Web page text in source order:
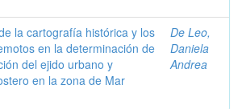
la cartografía histórica y los
en la determinación de
del ejido urbano y
en la zona de Mar
De Leo,
Daniela
Andrea